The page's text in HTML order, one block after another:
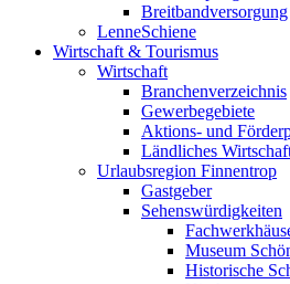
Breitbandversorgung
LenneSchiene
Wirtschaft & Tourismus
Wirtschaft
Branchenverzeichnis
Gewerbegebiete
Aktions- und
Ländliches
Urlaubsregion Finnentrop
Gastgeber
Sehenswürdigkeiten
Museum
Historische